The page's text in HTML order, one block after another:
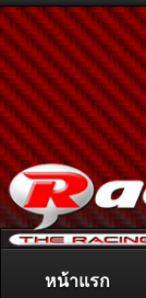
ติดต่อลงโฆษณา
หน้าแรก